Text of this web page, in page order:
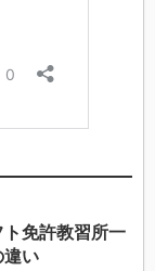
免許教習所一
違い